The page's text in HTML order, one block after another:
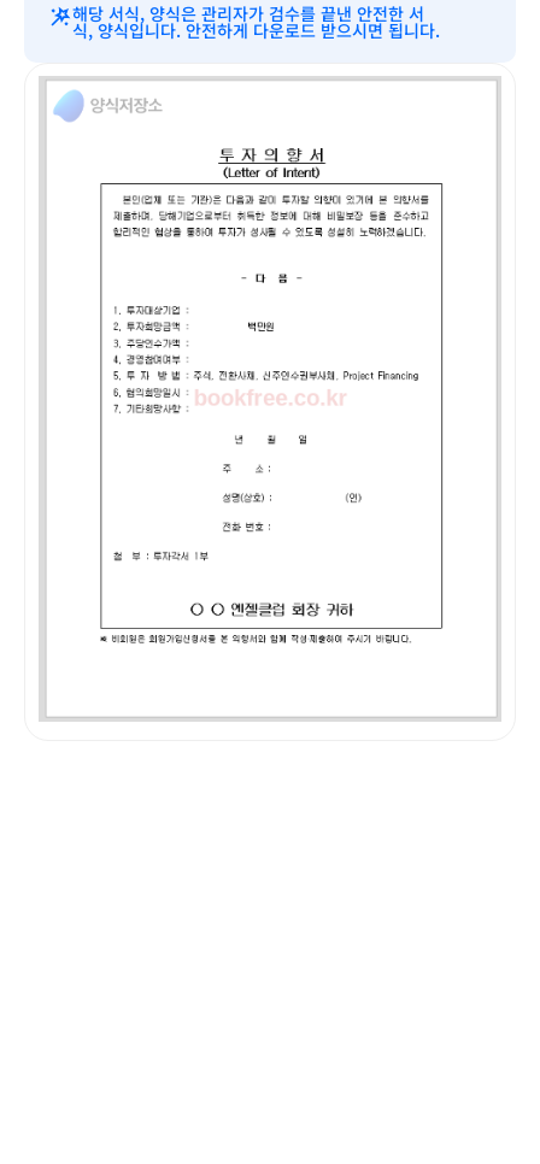
해당 서식, 양식은 관리자가 검수를 끝낸 안전한 서
식, 양식입니다. 안전하게 다운로드 받으시면 됩니다.